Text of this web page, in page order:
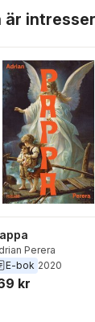
är
röster:
Perera
E-bok 2020
kr